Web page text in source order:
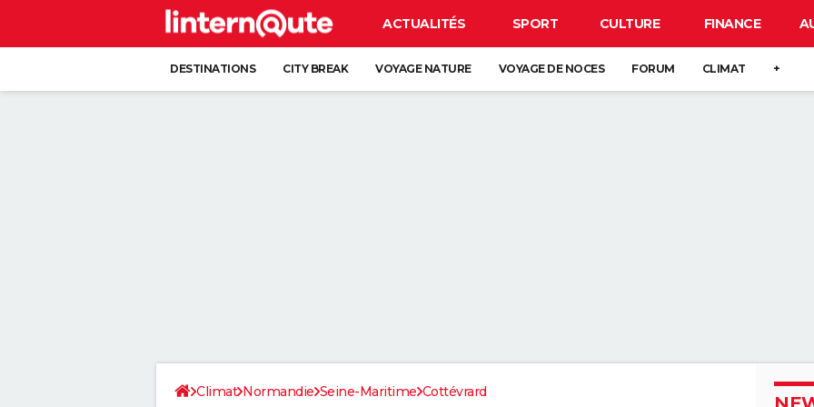
ACTUALITÉS SPORT CULTURE FINANCE
DESTINATIONS CITY BREAK VOYAGE NATURE VOYAGE DE NOCES FORUM CLIMAT +
Climat Normandie Seine-Maritime Cottévrard